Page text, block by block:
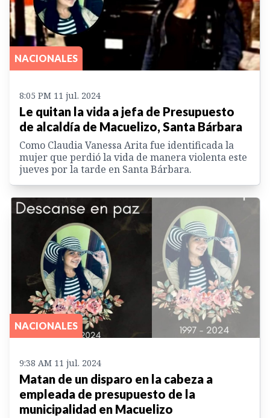
NACIONALES
8:05 PM 11 jul. 2024
Le quitan la vida a jefa de Presupuesto
de alcaldía de Macuelizo, Santa Bárbara
Como Claudia Vanessa Arita fue identificada la
mujer que perdió la vida de manera violenta este
jueves por la tarde en Santa Bárbara.
NACIONALES
9:38 AM 11 jul. 2024
Matan de un disparo en la cabeza a
empleada de presupuesto de la
municipalidad en Macuelizo